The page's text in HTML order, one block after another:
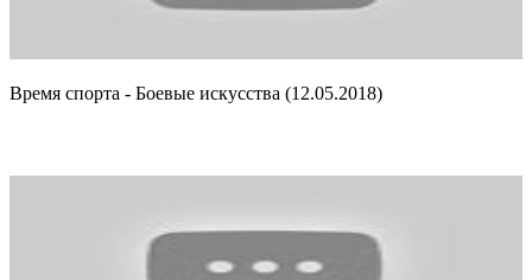
Время спорта - Боевые искусства (12.05.2018)